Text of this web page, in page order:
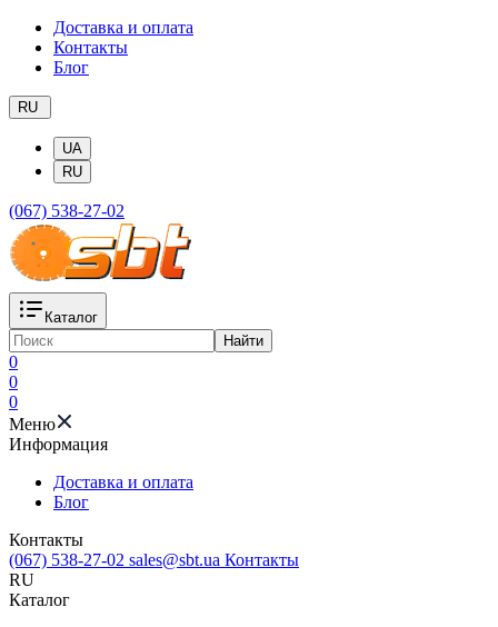
Доставка и оплата
Контакты
Блог
RU
UA
RU
(067) 538-27-02
Каталог
Найти
0
0
0
Меню
Информация
Доставка и оплата
Блог
Контакты
(067) 538-27-02 sales@sbt.ua Контакты
RU
Каталог